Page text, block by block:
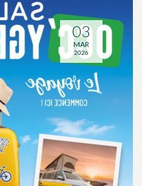
03
MAR
2026